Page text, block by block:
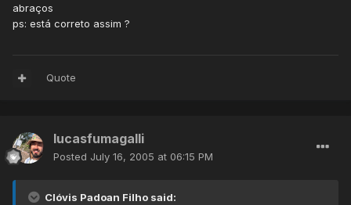
abraços
ps: está correto assim ?
Quote
lucasfumagalli
Posted July 16, 2005 at 06:15 PM
Clóvis Padoan Filho said: